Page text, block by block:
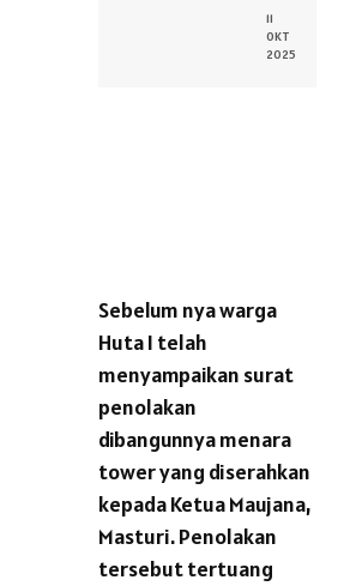
11
OKT
2025
Sebelum nya warga
Huta I telah
menyampaikan surat
penolakan
dibangunnya menara
tower yang diserahkan
kepada Ketua Maujana,
Masturi. Penolakan
tersebut tertuang